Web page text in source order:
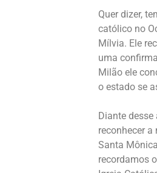
Quer dizer,
católico no
Mílvia. Ele
uma
Milão ele
o estado se
Diante
reconhecer
Santa
recordamos